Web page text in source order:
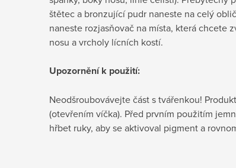
štětec a bronzující pudr naneste na celý
naneste rozjasňovač na místa, která chcete
nosu a vrcholy lícních kostí.
Upozornění k použití:
Neodšroubovávejte část s tvářenkou!
(otevřením víčka). Před prvním použitím
hřbet ruky, aby se aktivoval pigment a